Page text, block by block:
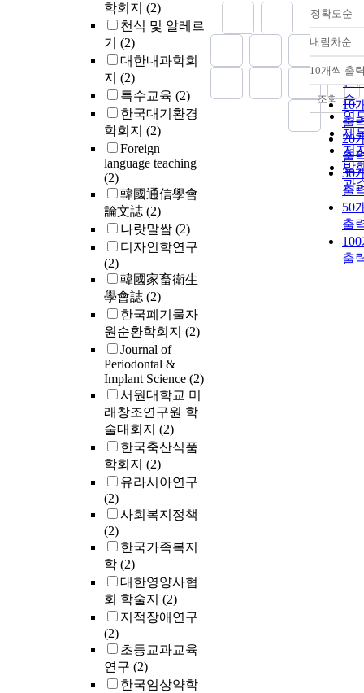
학회지 (2)
천식 및 알레르
기 (2)
대한내과학회
지 (2)
특수교육 (2)
한국대기환경
학회지 (2)
Foreign
language teaching
(2)
韓國通信學會
論文誌 (2)
나랏말쌈 (2)
디자인학연구
(2)
韓國家畜衛生
學會誌 (2)
한국폐기물자
원순환학회지 (2)
Journal of
Periodontal &
Implant Science (2)
서원대학교 미
래창조연구원 학
술대회지 (2)
한국축산식품
학회지 (2)
유라시아연구
(2)
사회복지정책
(2)
한국가족복지
학 (2)
대한영양사협
회 학술지 (2)
지적장애연구
(2)
초등교과교육
연구 (2)
한국임상약학
정확도순
정
순
인
순
연
제
저
발
관
내림차순
내
10개씩 출
10
출
20
출
30
출
50
출
출
조회